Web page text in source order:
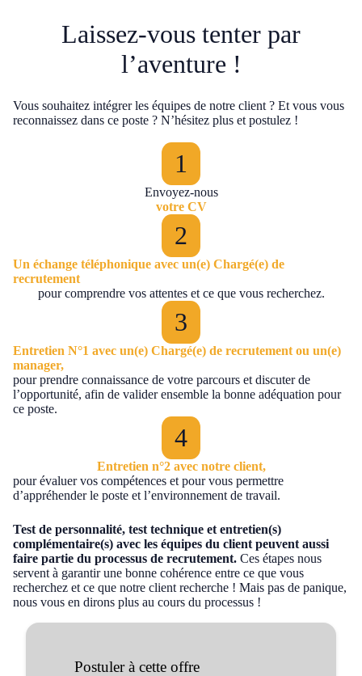
Laissez-vous tenter par
l’aventure !
Vous souhaitez intégrer les équipes de notre client ? Et vous vous
reconnaissez dans ce poste ? N’hésitez plus et postulez !
Envoyez-nous
votre CV
Un échange téléphonique avec un(e) Chargé(e) de
recrutement
pour comprendre vos attentes et ce que vous recherchez.
Entretien N°1 avec un(e) Chargé(e) de recrutement ou un(e)
manager,
pour prendre connaissance de votre parcours et discuter de
l’opportunité, afin de valider ensemble la bonne adéquation pour
ce poste.
Entretien n°2 avec notre client,
pour évaluer vos compétences et pour vous permettre
d’appréhender le poste et l’environnement de travail.
Test de personnalité, test technique et entretien(s)
complémentaire(s) avec les équipes du client peuvent aussi
faire partie du processus de recrutement. Ces étapes nous
servent à garantir une bonne cohérence entre ce que vous
recherchez et ce que notre client recherche ! Mais pas de panique,
nous vous en dirons plus au cours du processus !
Postuler à cette offre